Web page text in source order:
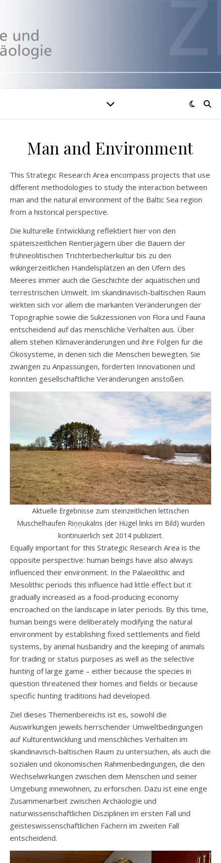
Man and Environment
This Strategic Research Area encompass projects that use
different methodologies to study the interaction between
man and the natural environment of the Baltic Sea region
from a historical perspective.
Die kulturelle Entwicklung reflektiert hier von den
späteiszeitlichen Rentierjägern über die Bauern der
frühneolitischen Trichterbecherkultur bis zu den
wikingerzeitlichen Handelsplätzen an den Ufern des
Meeres immer auch die Geschichte der aquatischen und
terrestrischen Umwelt. Im skandinavisch-baltischen Raum
wirkten sich vor allem die markanten Veränderungen der
Topographie sowie die Sukzessionen von Flora und Fauna
entscheidend auf das menschliche Verhalten aus. Über
allem stehen Klimaveränderungen und ihre Folgen für die
Ökosysteme, in denen sich die Menschen bewegten. Sie
zwangen zu Anpassungen, forderten Innovationen und
konnten gesellschaftliche Veränderungen anstoßen.
Aktuelle Ergebnisse zum steinzeitlichen lettischen
Muschelhaufen Riņņukalns (der Hügel links im Bild) wurden
kontinuierlich seit 2014 publiziert.
Equally important for this Strategic Research Area is the
opposite perspective: human beings have also always
influenced their environment. In the Palaeolithic and
Mesolithic periods this influence had little effect but it
gradually increased as a food-producing economy
encroached on the landscape in later periods. By this time,
human beings were deliberately modifying the natural
environment by establishing fixed settlements and field
systems, by animal husbandry and the keeping of animals
for trading or status purposes as well as the selective
hunting of large game – either because the species in
question threatened their homes and fields or because
specific hunting traditions had developed.
Ziel dieses Themenbereichs ist es, sowohl die
Auswirkungen jeweils herrschender Umweltbedingungen
auf Kulturentwicklung und menschliches Verhalten im
skandinavisch-baltischen Raum zu untersuchen, als auch die
sozialen und ökonomischen Rahmenbedingungen, die den
Wechselwirkungen zwischen dem Menschen und seiner
Umgebung innewohnen, zu erforschen. Dazu ist eine enge
Zusammenarbeit zwischen Archäologie und
naturwissenschaftlichen Disziplinen im ersten Fall und
geisteswissenschaftlichen Fächern im zweiten Fall
entscheidend.